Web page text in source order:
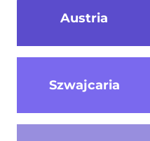
Austria
Szwajcaria